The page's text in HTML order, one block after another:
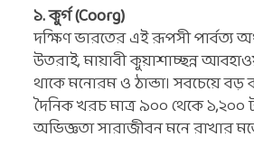
১. কুর্গ (Coorg)
দক্ষিণ ভারতের এই রূপসী পার্বত্য
উতরাই, মায়াবী কুয়াশাচ্ছন্ন
থাকে মনোরম ও ঠান্ডা। সবচেয়ে বড়
দৈনিক খরচ মাত্র ৯০০ থেকে ১,২০০
অভিজ্ঞতা সারাজীবন মনে রাখার